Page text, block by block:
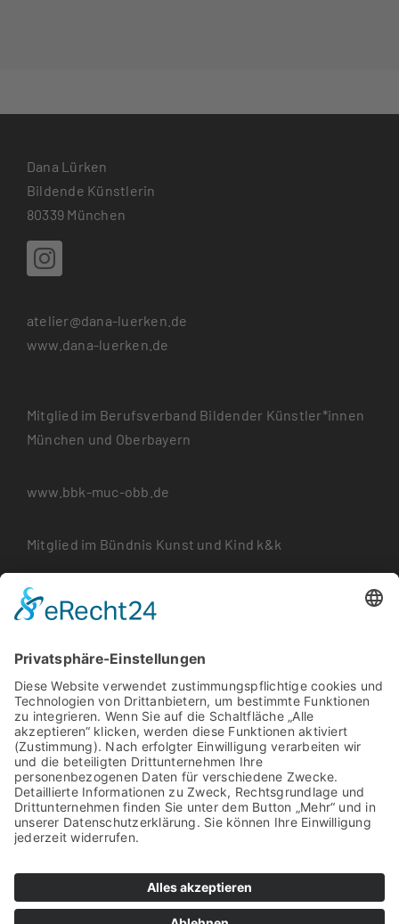
Dana Lürken
Bildende Künstlerin
80339 München
atelier@dana-luerken.de
www.dana-luerken.de
Mitglied im Berufsverband Bildender Künstler*innen
München und Oberbayern
www.bbk-muc-obb.de
Mitglied im Bündnis Kunst und Kind k&k
www.kundk.xyz
Einladungen erhalten:
E-Mail Adresse*
Name